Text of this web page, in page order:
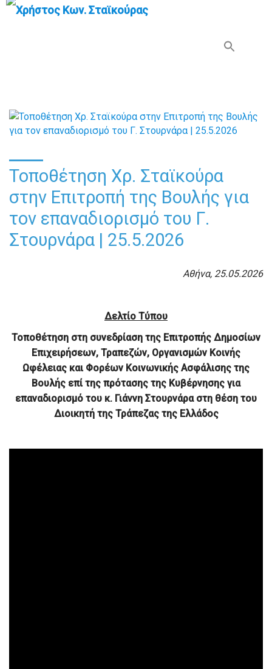
Τοποθέτηση Χρ. Σταϊκούρα
στην Επιτροπή της Βουλής για
τον επαναδιορισμό του Γ.
Στουρνάρα | 25.5.2026
Αθήνα, 25.05.2026
Δελτίο Τύπου
Τοποθέτηση στη συνεδρίαση της Επιτροπής Δημοσίων
Επιχειρήσεων, Τραπεζών, Οργανισμών Κοινής
Ωφέλειας και Φορέων Κοινωνικής Ασφάλισης της
Βουλής επί της πρότασης της Κυβέρνησης για
επαναδιορισμό του κ. Γιάννη Στουρνάρα στη θέση του
Διοικητή της Τράπεζας της Ελλάδος